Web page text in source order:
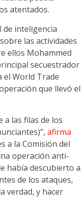
atentados.
de inteligencia
las actividades
ellos Mohammed
secuestrador
el World Trade
que llevó el
a las filas de los
afirma
a la Comisión del
operación anti-
había descubierto a
de los ataques,
verdad, y hacer